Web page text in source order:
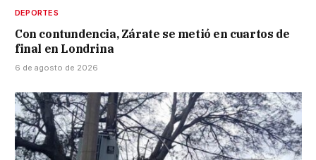
DEPORTES
Con contundencia, Zárate se metió en cuartos de
final en Londrina
6 de agosto de 2026